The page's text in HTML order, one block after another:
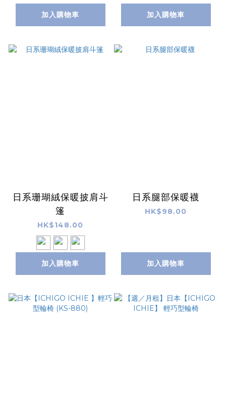
加入購物車 加入購物車
日系珊瑚絨保暖披肩斗
篷
HK$148.00
加入購物車
日系腿部保暖襪
HK$98.00
加入購物車